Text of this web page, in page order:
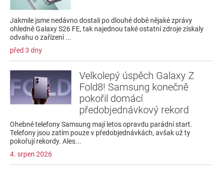
Jakmile jsme nedávno dostali po dlouhé době nějaké zprávy
ohledně Galaxy S26 FE, tak najednou také ostatní zdroje získaly
odvahu o zařízení ...
před 3 dny
Velkolepý úspěch Galaxy Z
Fold8! Samsung konečně
pokořil domácí
předobjednávkový rekord
Ohebné telefony Samsung mají letos opravdu parádní start.
Telefony jsou zatím pouze v předobjednávkách, avšak už ty
pokořují rekordy. Ales...
4. srpen 2026